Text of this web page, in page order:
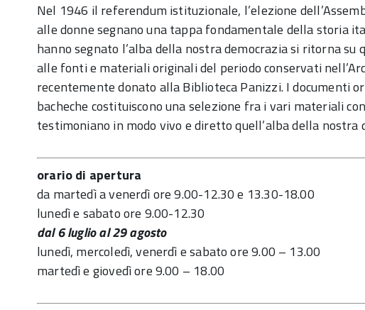
Nel 1946 il referendum istituzionale, l’elezione
alle donne segnano una tappa fondamentale della storia
hanno segnato l’alba della nostra democrazia si ritorna su
alle fonti e materiali originali del periodo conservati
recentemente donato alla Biblioteca Panizzi. I documenti
bacheche costituiscono una selezione fra i vari materiali
testimoniano in modo vivo e diretto quell’alba della nostra
orario di apertura
da martedì a venerdì ore 9.00-12.30 e 13.30-18.00
lunedì e sabato ore 9.00-12.30
dal 6 luglio al 29 agosto
lunedì, mercoledì, venerdì e sabato ore 9.00 – 13.00
martedì e giovedì ore 9.00 – 18.00